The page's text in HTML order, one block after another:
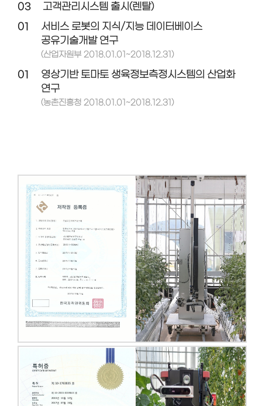
03
고객관리시스템 출시(렌탈)
01
서비스 로봇의 지식/지능 데이터베이스
공유기술개발 연구
(산업자원부 2018.01.01~2018.12.31)
01
영상기반 토마토 생육정보측정시스템의 산업화
연구
(농촌진흥청 2018.01.01~2018.12.31)